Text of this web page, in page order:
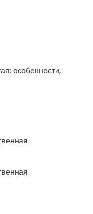
особенности,